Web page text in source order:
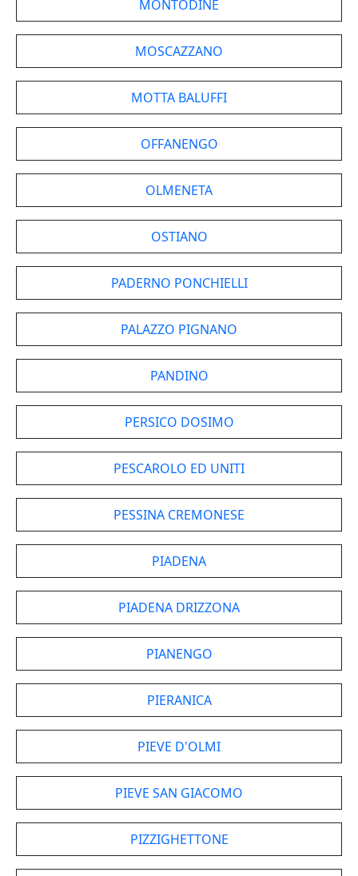
MONTODINE
MOSCAZZANO
MOTTA BALUFFI
OFFANENGO
OLMENETA
OSTIANO
PADERNO PONCHIELLI
PALAZZO PIGNANO
PANDINO
PERSICO DOSIMO
PESCAROLO ED UNITI
PESSINA CREMONESE
PIADENA
PIADENA DRIZZONA
PIANENGO
PIERANICA
PIEVE D'OLMI
PIEVE SAN GIACOMO
PIZZIGHETTONE